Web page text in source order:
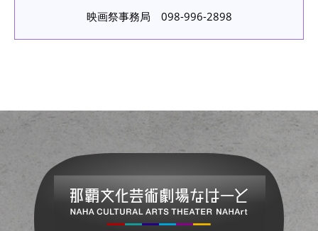
映画祭事務局 098-996-2898